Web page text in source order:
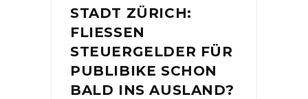
STADT ZÜRICH:
FLIESSEN
STEUERGELDER FÜR
PUBLIBIKE SCHON
BALD INS AUSLAND?